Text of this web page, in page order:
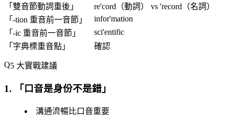
「 雙音節動詞重後 」
re'cord（動詞） vs 'record（名詞）
「 -tion 重音前一音節 」
infor'mation
「 -ic 重音前一音節 」
sci'entific
「 字典標重音點 」 確認
5 大實戰建議
1. 「 口音是身份不是錯 」
溝通流暢比口音重要